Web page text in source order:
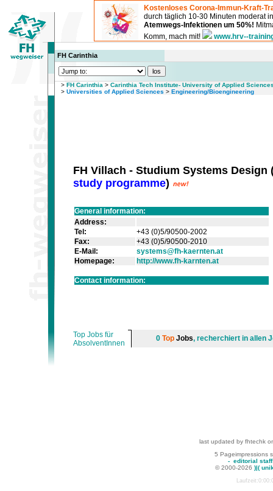
Kostenloses Corona-Immun-Kraft-
durch täglich 10-30 Minuten moderat
Atemwegs-Infektionen um 50%!
Komm, mach mit!
www.hrv--
FH Carinthia
> FH Carinthia > Carinthia Tech Institute- University of Applied
> Universities of Applied Sciences > Engineering/Bioengineering
FH Villach - Studium Systems Design
study programme)
General information:
Address:
Tel:
+43 (0)5/90500-2002
Fax:
+43 (0)5/90500-2010
E-Mail:
systems@fh-kaernten.at
Homepage:
http://www.fh-karnten.at
Contact information:
Top Jobs für
AbsolventInnen
0 TopJobs, recherchiert in allen
last updated by fhtechk
5 Pageimpressions
- editorial staff
© 2000-2026 )|(